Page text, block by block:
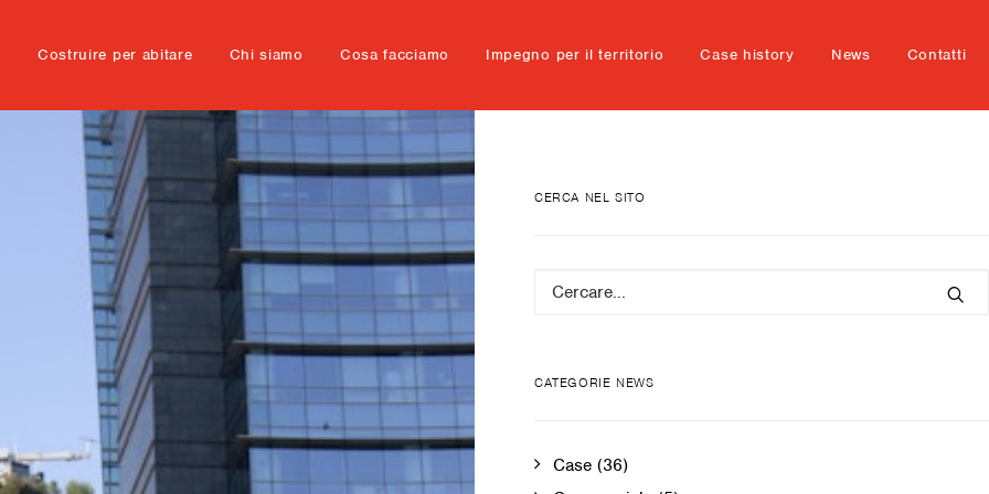
Costruire per abitare Chi siamo Cosa facciamo Impegno per il territorio Case history News Contatti
CERCA NEL SITO
CATEGORIE NEWS
Case (36)